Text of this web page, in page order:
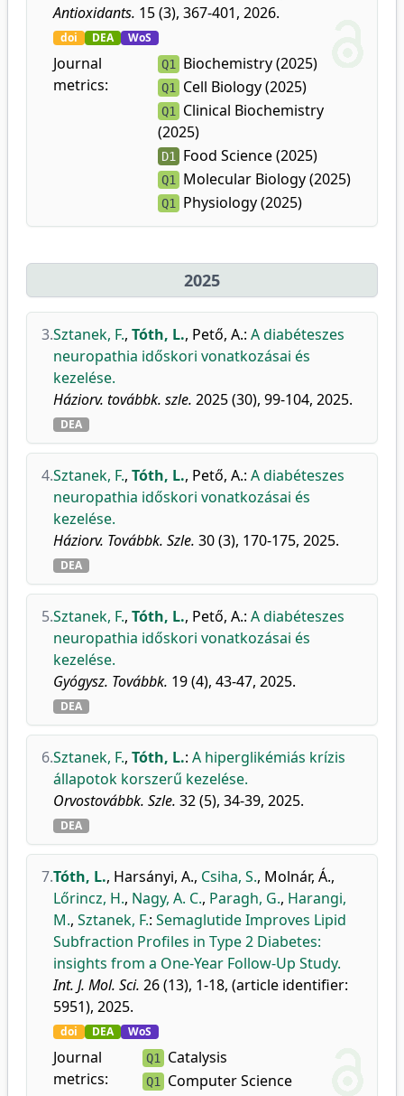
Antioxidants. 15 (3), 367-401, 2026.
doi DEA WoS
Journal
metrics:
Q1 Biochemistry (2025)
Q1 Cell Biology (2025)
Q1 Clinical Biochemistry
(2025)
D1 Food Science (2025)
Q1 Molecular Biology (2025)
Q1 Physiology (2025)
2025
3.Sztanek, F., Tóth, L., Pető, A.: A diabéteszes
neuropathia időskori vonatkozásai és
kezelése.
Háziorv. továbbk. szle. 2025 (30), 99-104, 2025.
DEA
4.Sztanek, F., Tóth, L., Pető, A.: A diabéteszes
neuropathia időskori vonatkozásai és
kezelése.
Háziorv. Továbbk. Szle. 30 (3), 170-175, 2025.
DEA
5.Sztanek, F., Tóth, L., Pető, A.: A diabéteszes
neuropathia időskori vonatkozásai és
kezelése.
Gyógysz. Továbbk. 19 (4), 43-47, 2025.
DEA
6.Sztanek, F., Tóth, L.: A hiperglikémiás krízis
állapotok korszerű kezelése.
Orvostovábbk. Szle. 32 (5), 34-39, 2025.
DEA
7.Tóth, L., Harsányi, A., Csiha, S., Molnár, Á.,
Lőrincz, H., Nagy, A. C., Paragh, G., Harangi,
M., Sztanek, F.: Semaglutide Improves Lipid
Subfraction Profiles in Type 2 Diabetes:
insights from a One-Year Follow-Up Study.
Int. J. Mol. Sci. 26 (13), 1-18, (article identifier:
5951), 2025.
doi DEA WoS
Journal
metrics:
Q1 Catalysis
Q1
Computer Science